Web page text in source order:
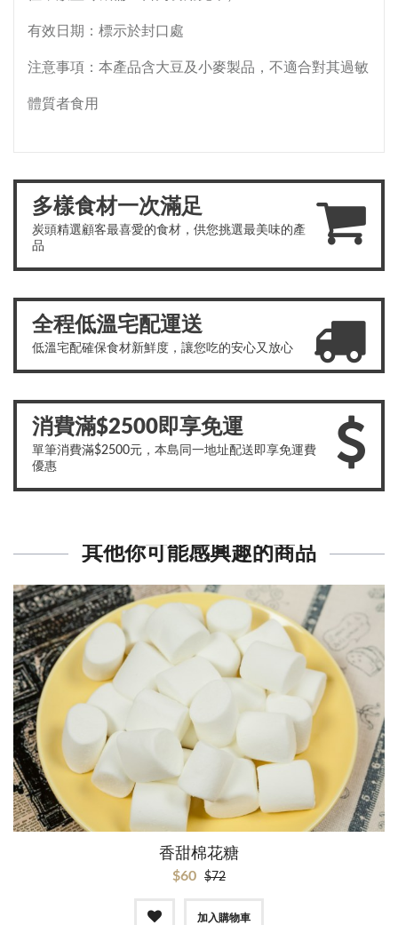
有效日期：標示於封口處
注意事項：本產品含大豆及小麥製品，不適合對其過敏
體質者食用
多樣食材一次滿足
炭頭精選顧客最喜愛的食材，供您挑選最美味的產
品
全程低溫宅配運送
低溫宅配確保食材新鮮度，讓您吃的安心又放心
消費滿$2500即享免運
單筆消費滿$2500元，本島同一地址配送即享免運費
優惠
其他你可能感興趣的商品
香甜棉花糖
$60 $72
加入購物車